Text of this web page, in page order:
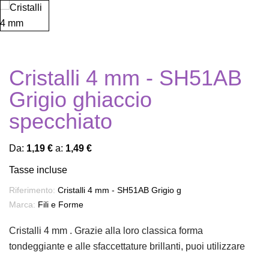
Cristalli 4 mm - SH51AB
Grigio ghiaccio
specchiato
Da: 1,19 € a: 1,49 €
Tasse incluse
Riferimento: Cristalli 4 mm - SH51AB Grigio g
Marca: Fili e Forme
Cristalli 4 mm . Grazie alla loro classica forma
tondeggiante e alle sfaccettature brillanti, puoi utilizzare